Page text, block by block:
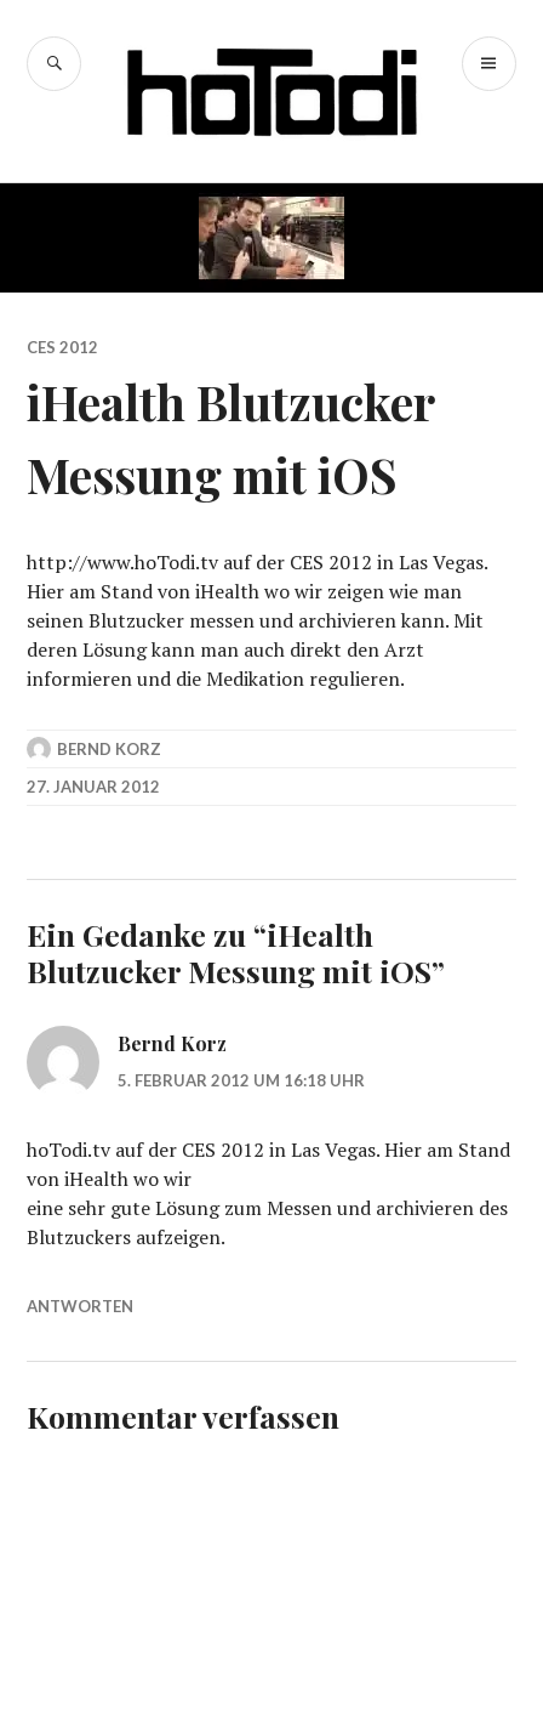
Inhalt
springen
hoTodi
SUCHE
CES 2012
iHealth Blutzucker
Messung mit iOS
http://www.hoTodi.tv auf der CES 2012 in Las Vegas.
Hier am Stand von iHealth wo wir zeigen wie man
seinen Blutzucker messen und archivieren kann. Mit
deren Lösung kann man auch direkt den Arzt
informieren und die Medikation regulieren.
BERND KORZ
27. JANUAR 2012
Ein Gedanke zu “iHealth
Blutzucker Messung mit iOS”
Bernd Korz
5. FEBRUAR 2012 UM 16:18 UHR
hoTodi.tv auf der CES 2012 in Las Vegas. Hier am Stand
von iHealth wo wir
eine sehr gute Lösung zum Messen und archivieren des
Blutzuckers aufzeigen.
ANTWORTEN
Kommentar verfassen